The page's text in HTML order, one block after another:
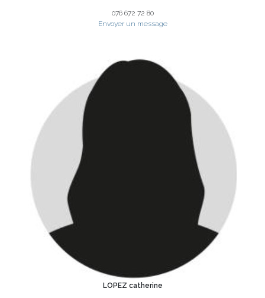
076 672 72 80
Envoyer un message
LOPEZ catherine